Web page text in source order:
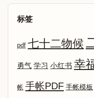
标签
pdf 七十二物候
勇气 学习 小红书 幸
帐 手帐PDF 手帐模板